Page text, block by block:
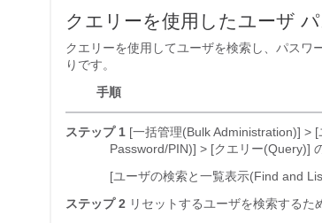
クエリーを使用したユーザ
クエリーを使用してユーザを検索し、パスワ
りです。
手順
ステップ 1 [一括管理(Bulk Administration)] >
Password/PIN)] > [クエリー(Query)]
[ユーザの検索と一覧表示(Find and
ステップ 2 リセットするユーザを検索するた